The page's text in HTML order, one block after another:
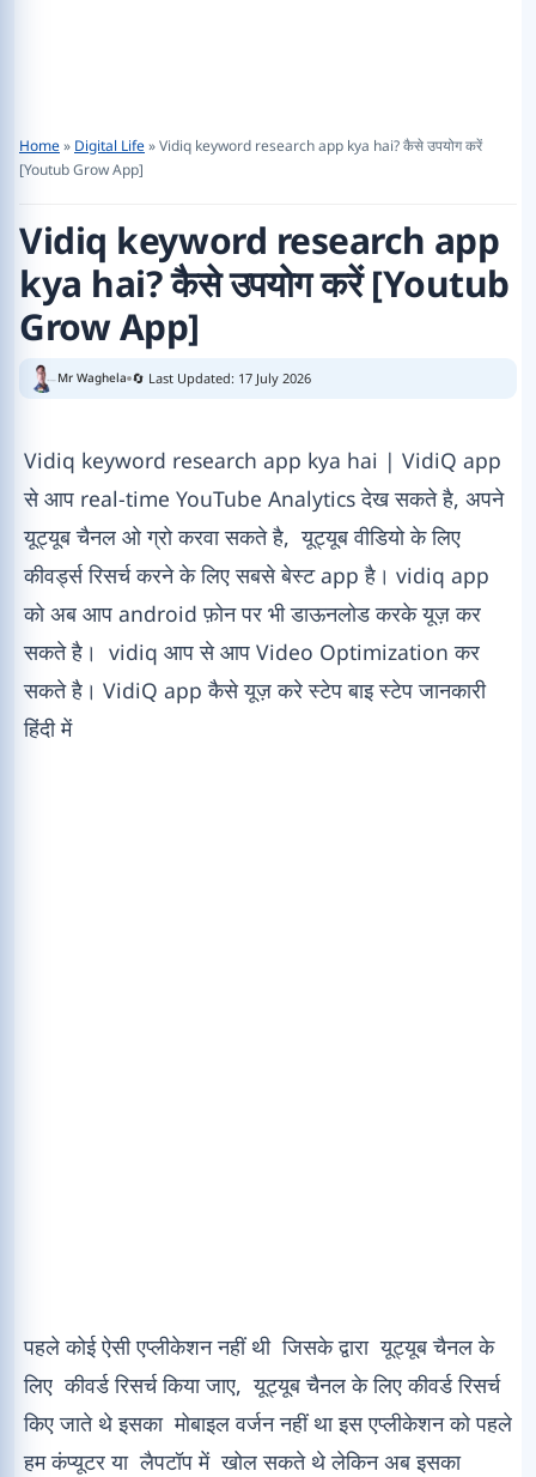
Home» Digital Life»Vidiq keyword research app kya hai? कैसे उपयोग करें
[Youtub Grow App]
Vidiq keyword research app
kya hai? कैसे उपयोग करें [Youtub
Grow App]
Mr Waghela 🔄 Last Updated: 17 July 2026
Vidiq keyword research app kya hai | VidiQ app
से आप real-time YouTube Analytics देख सकते है, अपने
यूट्यूब चैनल ओ ग्रो करवा सकते है, यूट्यूब वीडियो के लिए
कीवर्ड्स रिसर्च करने के लिए सबसे बेस्ट app है। vidiq app
को अब आप android फ़ोन पर भी डाऊनलोड करके यूज़ कर
सकते है। vidiq आप से आप Video Optimization कर
सकते है। VidiQ app कैसे यूज़ करे स्टेप बाइ स्टेप जानकारी
हिंदी में
पहले कोई ऐसी एप्लीकेशन नहीं थी जिसके द्वारा यूट्यूब चैनल के
लिए कीवर्ड रिसर्च किया जाए, यूट्यूब चैनल के लिए कीवर्ड रिसर्च
किए जाते थे इसका मोबाइल वर्जन नहीं था इस एप्लीकेशन को पहले
हम कंप्यूटर या लैपटॉप में खोल सकते थे लेकिन अब इसका